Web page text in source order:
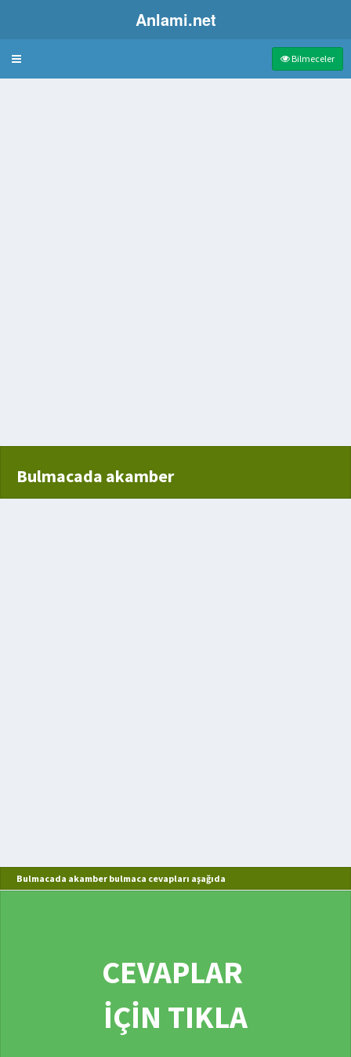
Anlami.net
Bulmaca Bilmeceler
Bulmacada akamber
Bulmacada akamber bulmaca cevapları aşağıda
CEVAPLAR
İÇİN TIKLA